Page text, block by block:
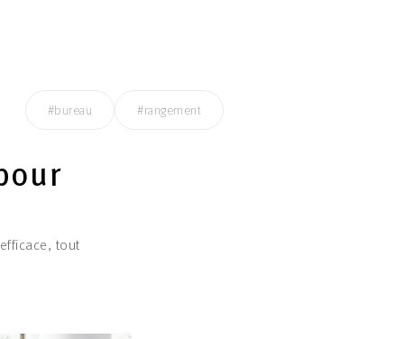
#bureau #rangement
tout